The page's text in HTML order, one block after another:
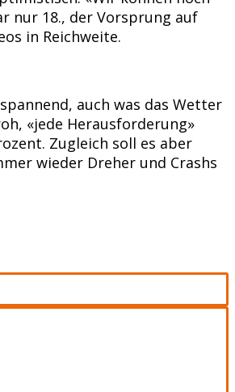
nur 18., der Vorsprung auf
in Reichweite.
auch was das Wetter
«jede Herausforderung»
Zugleich soll es aber
wieder Dreher und Crashs